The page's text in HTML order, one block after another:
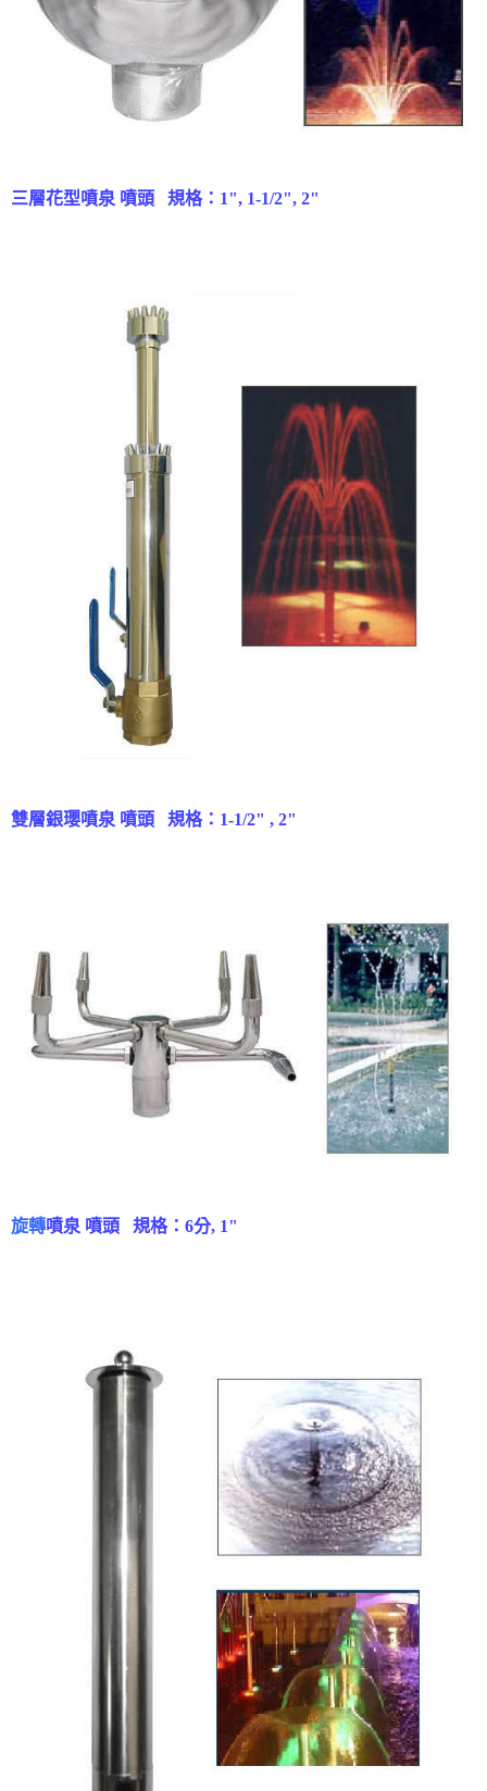
三層花型噴泉 噴頭 規格：1", 1-1/2", 2"
雙層銀瓔噴泉 噴頭 規格：1-1/2" , 2"
旋轉噴泉 噴頭 規格：6分, 1"